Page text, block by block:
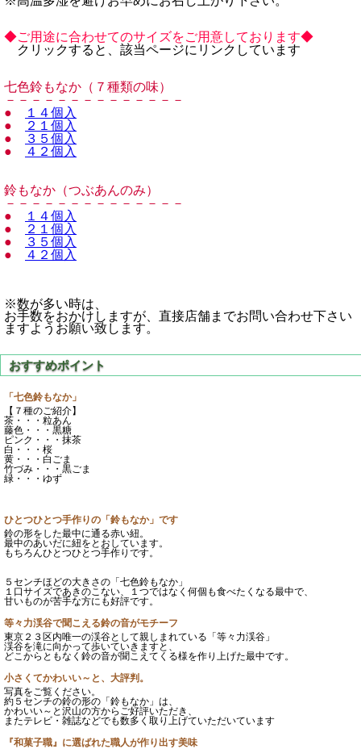
◆ご用途に合わせてのサイズをご用意しております◆
クリックすると、該当ページにリンクしています
七色鈴もなか（７種類の味）
－－－－－－－－－－－－－－
●
１４個入
●
２１個入
●
３５個入
●
４２個入
鈴もなか（つぶあんのみ）
－－－－－－－－－－－－－－
●
１４個入
●
２１個入
●
３５個入
●
４２個入
※数が多い時は、
お手数をおかけしますが、直接店舗までお問い合わせ下さい
ますようお願い致します。
「七色鈴もなか」
【７種のご紹介】
茶・・・粒あん
藤色・・・黒糖
ピンク・・・抹茶
白・・・桜
黄・・・白ごま
竹づみ・・・黒ごま
緑・・・ゆず
ひとつひとつ手作りの「鈴もなか」です
鈴の形をした最中に通る赤い紐。
最中のあいだに紐をとおしています。
もちろんひとつひとつ手作りです。
５センチほどの大きさの「七色鈴もなか」
１口サイズであきのこない、１つではなく何個も食べたくなる最中で、
甘いものが苦手な方にも好評です。
等々力渓谷で聞こえる鈴の音がモチーフ
東京２３区内唯一の渓谷として親しまれている「等々力渓谷」
渓谷を滝に向かって歩いていきますと、
どこからともなく鈴の音が聞こえてくる様を作り上げた最中です。
小さくてかわいい～と、大評判。
写真をご覧ください。
約５センチの鈴の形の「鈴もなか」は、
かわいい～と沢山の方からご好評いただき、
またテレビ・雑誌などでも数多く取り上げていただいています
『和菓子職』に選ばれた職人が作り出す美味